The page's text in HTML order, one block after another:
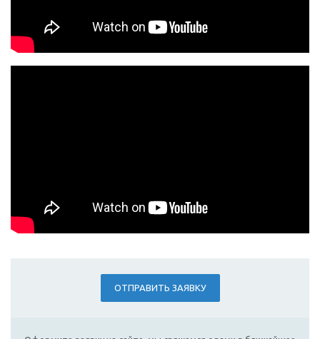
ОТПРАВИТЬ ЗАЯВКУ